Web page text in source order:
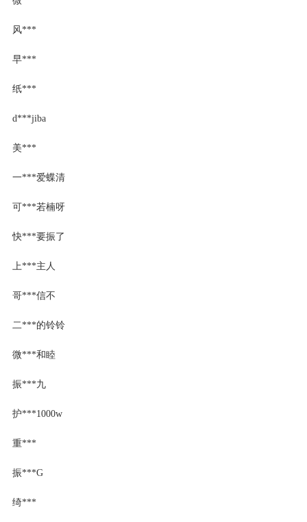
风***
早***
纸***
d***jiba
美***
一***爱蝶清
可***若楠呀
快***要振了
上***主人
哥***信不
二***的铃铃
微***和睦
振***九
护***1000w
重***
振***G
绮***